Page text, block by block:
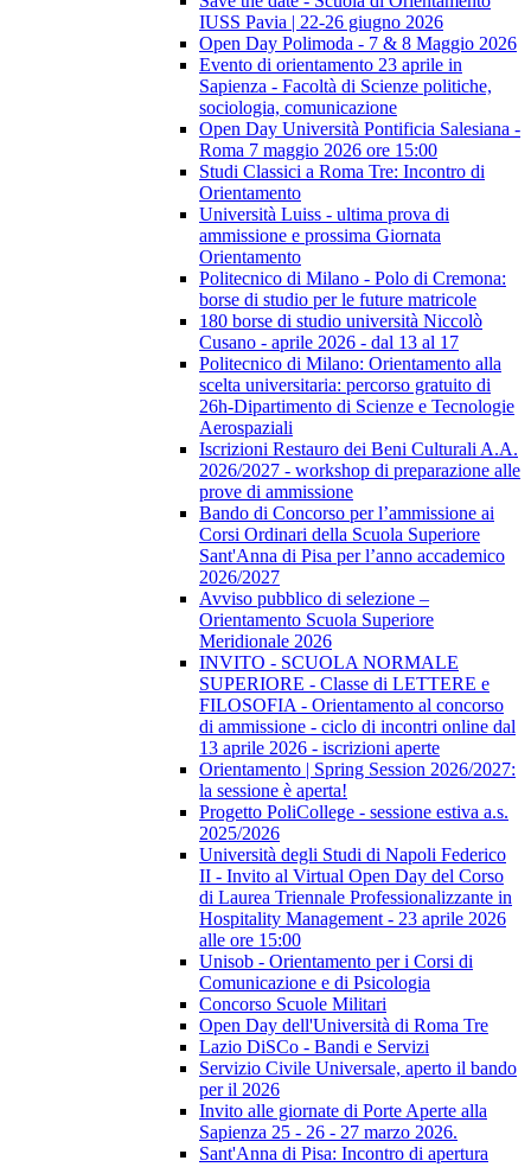
IUSS Pavia | 22-26 giugno 2026
Open Day Polimoda - 7 & 8 Maggio 2026
Evento di orientamento 23 aprile in
Sapienza - Facoltà di Scienze politiche,
sociologia, comunicazione
Open Day Università Pontificia Salesiana -
Roma 7 maggio 2026 ore 15:00
Studi Classici a Roma Tre: Incontro di
Orientamento
Università Luiss - ultima prova di
ammissione e prossima Giornata
Orientamento
Politecnico di Milano - Polo di Cremona:
borse di studio per le future matricole
180 borse di studio università Niccolò
Cusano - aprile 2026 - dal 13 al 17
Politecnico di Milano: Orientamento alla
scelta universitaria: percorso gratuito di
26h-Dipartimento di Scienze e Tecnologie
Aerospaziali
Iscrizioni Restauro dei Beni Culturali A.A.
2026/2027 - workshop di preparazione alle
prove di ammissione
Bando di Concorso per l’ammissione ai
Corsi Ordinari della Scuola Superiore
Sant'Anna di Pisa per l’anno accademico
2026/2027
Avviso pubblico di selezione –
Orientamento Scuola Superiore
Meridionale 2026
INVITO - SCUOLA NORMALE
SUPERIORE - Classe di LETTERE e
FILOSOFIA - Orientamento al concorso
di ammissione - ciclo di incontri online dal
13 aprile 2026 - iscrizioni aperte
Orientamento | Spring Session 2026/2027:
la sessione è aperta!
Progetto PoliCollege - sessione estiva a.s.
2025/2026
Università degli Studi di Napoli Federico
II - Invito al Virtual Open Day del Corso
di Laurea Triennale Professionalizzante in
Hospitality Management - 23 aprile 2026
alle ore 15:00
Unisob - Orientamento per i Corsi di
Comunicazione e di Psicologia
Concorso Scuole Militari
Open Day dell'Università di Roma Tre
Lazio DiSCo - Bandi e Servizi
Servizio Civile Universale, aperto il bando
per il 2026
Invito alle giornate di Porte Aperte alla
Sapienza 25 - 26 - 27 marzo 2026.
Sant'Anna di Pisa: Incontro di apertura